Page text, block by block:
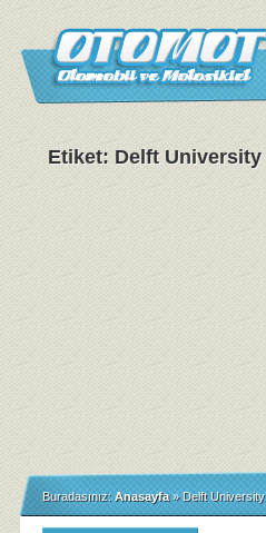
Etiket: Delft University
Buradasınız: Anasayfa » Delft University